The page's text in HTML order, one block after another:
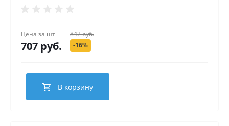
Цена за шт
707 руб.
842 руб.
-16%
В корзину